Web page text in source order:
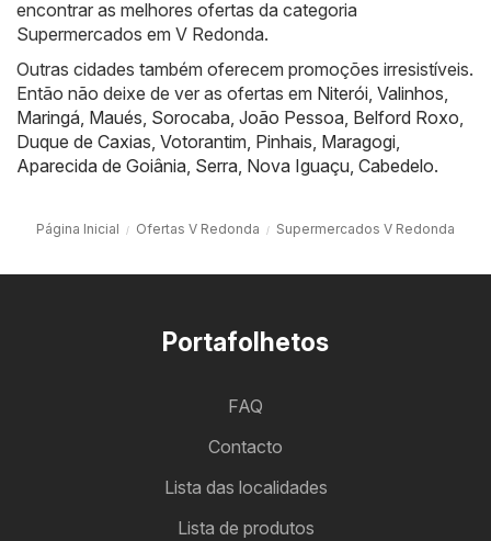
encontrar as melhores ofertas da categoria
Supermercados em V Redonda.
Outras cidades também oferecem promoções irresistíveis.
Então não deixe de ver as ofertas em Niterói, Valinhos,
Maringá, Maués, Sorocaba, João Pessoa, Belford Roxo,
Duque de Caxias, Votorantim, Pinhais, Maragogi,
Aparecida de Goiânia, Serra, Nova Iguaçu, Cabedelo.
Página Inicial Ofertas V Redonda Supermercados V Redonda
Portafolhetos
FAQ
Contacto
Lista das localidades
Lista de produtos